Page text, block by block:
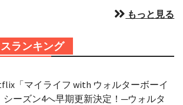
もっと見る
ランキング
「マイライフ with ウォルターボーイ
シーズン4へ早期更新決定！─ウォルタ